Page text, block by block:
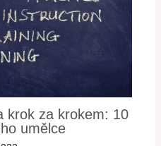
krok za krokem: 10
umělce